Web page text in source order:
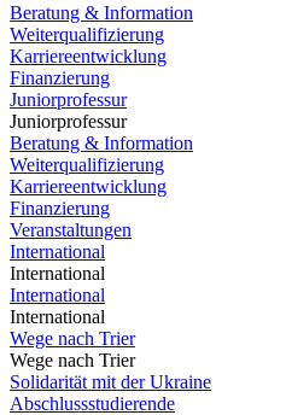
Beratung & Information
Weiterqualifizierung
Karriereentwicklung
Finanzierung
Juniorprofessur
Juniorprofessur
Beratung & Information
Weiterqualifizierung
Karriereentwicklung
Finanzierung
Veranstaltungen
International
International
International
International
Wege nach Trier
Wege nach Trier
Solidarität mit der Ukraine
Abschlussstudierende